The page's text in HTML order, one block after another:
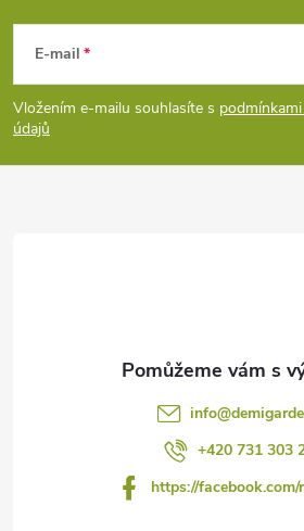
p
a
E-mail
Vložením e-mailu souhlasíte s
údajů
info@
+420 731 303
https://